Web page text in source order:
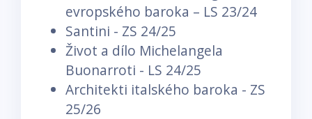
evropského baroka – LS 23/24
Santini - ZS 24/25
Život a dílo Michelangela
Buonarroti - LS 24/25
Architekti italského baroka - ZS
25/26